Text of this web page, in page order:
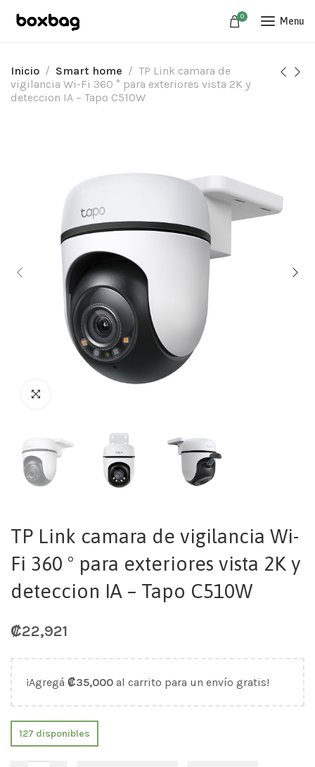
0 Menu
Inicio Smart home
TP Link camara de
vigilancia Wi-Fi 360 ° para exteriores vista 2K y
deteccion IA – Tapo C510W
TP Link camara de vigilancia Wi-
Fi 360 ° para exteriores vista 2K y
deteccion IA – Tapo C510W
₡22,921
¡Agregá ₡35,000 al carrito para un envío gratis!
127 disponibles